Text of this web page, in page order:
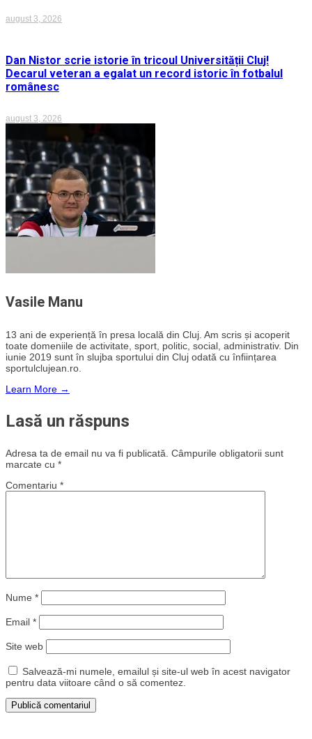
august 3, 2026
Dan Nistor scrie istorie în tricoul Universității Cluj!
Decarul veteran a egalat un record istoric în fotbalul
românesc
august 3, 2026
Vasile Manu
13 ani de experiență în presa locală din Cluj. Am scris și acoperit
toate domeniile de activitate, sport, politic, social, administrativ. Din
iunie 2019 sunt în slujba sportului din Cluj odată cu înființarea
sportulclujean.ro.
Learn More →
Lasă un răspuns
Adresa ta de email nu va fi publicată. Câmpurile obligatorii sunt
marcate cu *
Comentariu *
Nume *
Email *
Site web
Salvează-mi numele, emailul și site-ul web în acest navigator
pentru data viitoare când o să comentez.